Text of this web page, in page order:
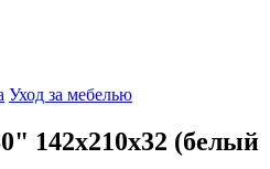
Уход за мебелью
142x210x32 (белый